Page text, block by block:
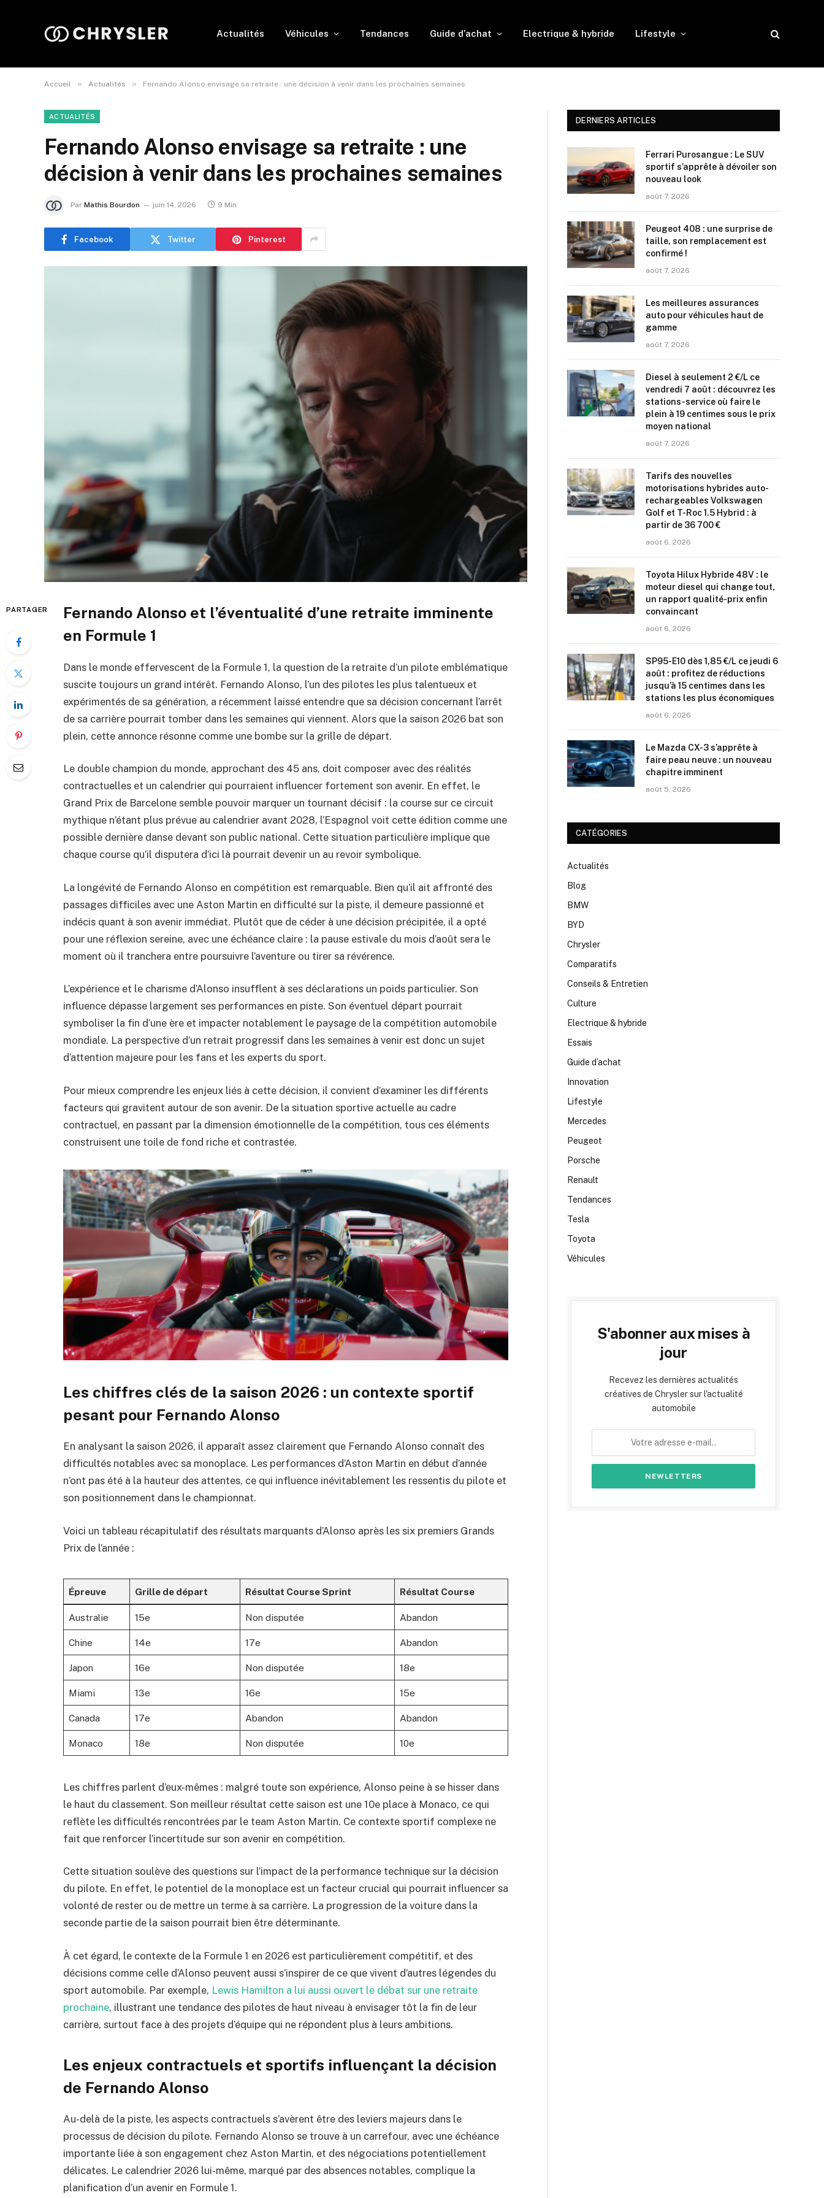
Actualités Véhicules Tendances Guide d’achat Electrique & hybride Lifestyle
Accueil » Actualités » Fernando Alonso envisage sa retraite : une décision à venir dans les prochaines semaines
ACTUALITÉS
Fernando Alonso envisage sa retraite : une
décision à venir dans les prochaines semaines
Par Mathis Bourdon juin 14, 2026 9 Min
Facebook Twitter Pinterest
PARTAGER
Fernando Alonso et l’éventualité d’une retraite imminente
en Formule 1
Dans le monde effervescent de la Formule 1, la question de la retraite d’un pilote emblématique
suscite toujours un grand intérêt. Fernando Alonso, l’un des pilotes les plus talentueux et
expérimentés de sa génération, a récemment laissé entendre que sa décision concernant l’arrêt
de sa carrière pourrait tomber dans les semaines qui viennent. Alors que la saison 2026 bat son
plein, cette annonce résonne comme une bombe sur la grille de départ.
Le double champion du monde, approchant des 45 ans, doit composer avec des réalités
contractuelles et un calendrier qui pourraient influencer fortement son avenir. En effet, le
Grand Prix de Barcelone semble pouvoir marquer un tournant décisif : la course sur ce circuit
mythique n’étant plus prévue au calendrier avant 2028, l’Espagnol voit cette édition comme une
possible dernière danse devant son public national. Cette situation particulière implique que
chaque course qu’il disputera d’ici là pourrait devenir un au revoir symbolique.
La longévité de Fernando Alonso en compétition est remarquable. Bien qu’il ait affronté des
passages difficiles avec une Aston Martin en difficulté sur la piste, il demeure passionné et
indécis quant à son avenir immédiat. Plutôt que de céder à une décision précipitée, il a opté
pour une réflexion sereine, avec une échéance claire : la pause estivale du mois d’août sera le
moment où il tranchera entre poursuivre l’aventure ou tirer sa révérence.
L’expérience et le charisme d’Alonso insufflent à ses déclarations un poids particulier. Son
influence dépasse largement ses performances en piste. Son éventuel départ pourrait
symboliser la fin d’une ère et impacter notablement le paysage de la compétition automobile
mondiale. La perspective d’un retrait progressif dans les semaines à venir est donc un sujet
d’attention majeure pour les fans et les experts du sport.
Pour mieux comprendre les enjeux liés à cette décision, il convient d’examiner les différents
facteurs qui gravitent autour de son avenir. De la situation sportive actuelle au cadre
contractuel, en passant par la dimension émotionnelle de la compétition, tous ces éléments
construisent une toile de fond riche et contrastée.
Les chiffres clés de la saison 2026 : un contexte sportif
pesant pour Fernando Alonso
En analysant la saison 2026, il apparaît assez clairement que Fernando Alonso connaît des
difficultés notables avec sa monoplace. Les performances d’Aston Martin en début d’année
n’ont pas été à la hauteur des attentes, ce qui influence inévitablement les ressentis du pilote et
son positionnement dans le championnat.
Voici un tableau récapitulatif des résultats marquants d’Alonso après les six premiers Grands
Prix de l’année :
Épreuve Grille de départ Résultat Course Sprint Résultat Course
Australie 15e Non disputée Abandon
Chine 14e 17e Abandon
Japon 16e Non disputée 18e
Miami 13e 16e 15e
Canada 17e Abandon Abandon
Monaco 18e Non disputée 10e
Les chiffres parlent d’eux-mêmes : malgré toute son expérience, Alonso peine à se hisser dans
le haut du classement. Son meilleur résultat cette saison est une 10e place à Monaco, ce qui
reflète les difficultés rencontrées par le team Aston Martin. Ce contexte sportif complexe ne
fait que renforcer l’incertitude sur son avenir en compétition.
Cette situation soulève des questions sur l’impact de la performance technique sur la décision
du pilote. En effet, le potentiel de la monoplace est un facteur crucial qui pourrait influencer sa
volonté de rester ou de mettre un terme à sa carrière. La progression de la voiture dans la
seconde partie de la saison pourrait bien être déterminante.
À cet égard, le contexte de la Formule 1 en 2026 est particulièrement compétitif, et des
décisions comme celle d’Alonso peuvent aussi s’inspirer de ce que vivent d’autres légendes du
sport automobile. Par exemple, Lewis Hamilton a lui aussi ouvert le débat sur une retraite
prochaine, illustrant une tendance des pilotes de haut niveau à envisager tôt la fin de leur
carrière, surtout face à des projets d’équipe qui ne répondent plus à leurs ambitions.
Les enjeux contractuels et sportifs influençant la décision
de Fernando Alonso
Au-delà de la piste, les aspects contractuels s’avèrent être des leviers majeurs dans le
processus de décision du pilote. Fernando Alonso se trouve à un carrefour, avec une échéance
importante liée à son engagement chez Aston Martin, et des négociations potentiellement
délicates. Le calendrier 2026 lui-même, marqué par des absences notables, complique la
planification d’un avenir en Formule 1.
DERNIERS ARTICLES
Ferrari Purosangue : Le SUV
sportif s’apprête à dévoiler son
nouveau look
août 7, 2026
Peugeot 408 : une surprise de
taille, son remplacement est
confirmé !
août 7, 2026
Les meilleures assurances
auto pour véhicules haut de
gamme
août 7, 2026
Diesel à seulement 2 €/L ce
vendredi 7 août : découvrez les
stations-service où faire le
plein à 19 centimes sous le prix
moyen national
août 7, 2026
Tarifs des nouvelles
motorisations hybrides auto-
rechargeables Volkswagen
Golf et T-Roc 1.5 Hybrid : à
partir de 36 700 €
août 6, 2026
Toyota Hilux Hybride 48V : le
moteur diesel qui change tout,
un rapport qualité-prix enfin
convaincant
août 6, 2026
SP95-E10 dès 1,85 €/L ce jeudi 6
août : profitez de réductions
jusqu’à 15 centimes dans les
stations les plus économiques
août 6, 2026
Le Mazda CX-3 s’apprête à
faire peau neuve : un nouveau
chapitre imminent
août 5, 2026
CATÉGORIES
Actualités
Blog
BMW
BYD
Chrysler
Comparatifs
Conseils & Entretien
Culture
Electrique & hybride
Essais
Guide d’achat
Innovation
Lifestyle
Mercedes
Peugeot
Porsche
Renault
Tendances
Tesla
Toyota
Véhicules
S'abonner aux mises à
jour
Recevez les dernières actualités
créatives de Chrysler sur l'actualité
automobile